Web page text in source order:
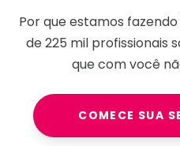
Por que estamos
de225 milprofissionais
que com você
COMECE SUA